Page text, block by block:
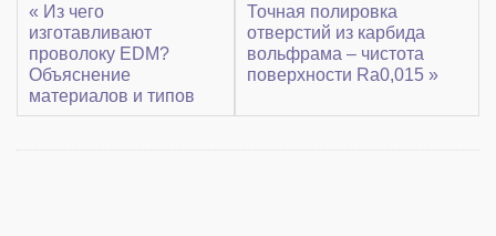
« Из чего
изготавливают
проволоку EDM?
Объяснение
материалов и типов
Точная полировка
отверстий из карбида
вольфрама – чистота
поверхности Ra0,015 »